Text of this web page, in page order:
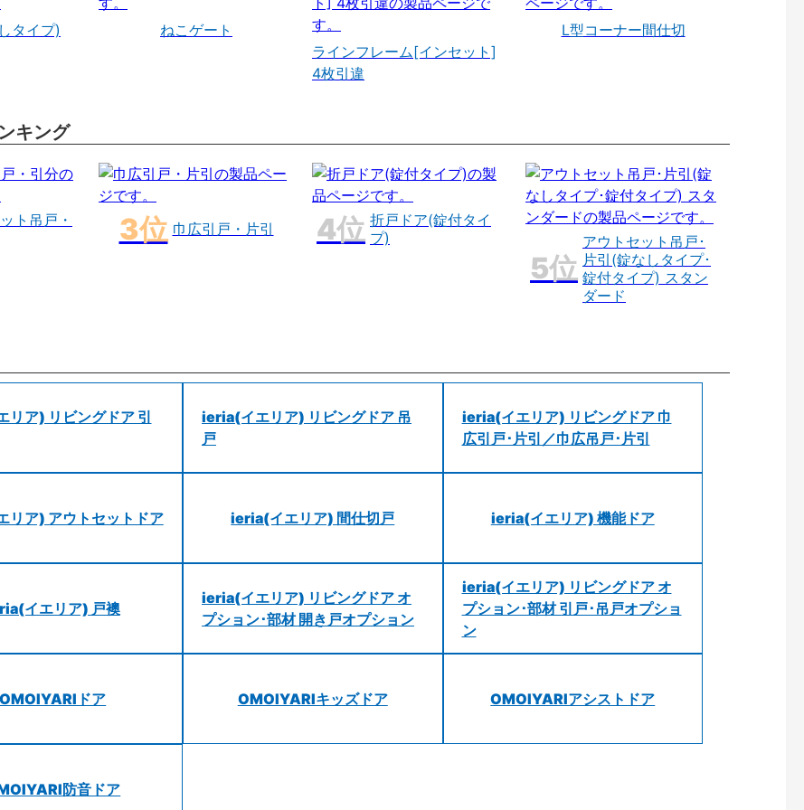
タイプ)
ねこゲート
ラインフレーム[インセット]
4枚引違
L型コーナー間仕切
キング
ト吊戸・
巾広引戸・片引
折戸ドア(錠付タイ
プ)
アウトセット吊戸･
片引(錠なしタイプ･
錠付タイプ) スタン
ダード
リア) リビングドア 引
ieria(イエリア) リビングドア 吊
戸
ieria(イエリア) リビングドア 巾
広引戸･片引／巾広吊戸･片引
リア) アウトセットドア ieria(イエリア) 間仕切戸 ieria(イエリア) 機能ドア
イエリア) 戸襖
ieria(イエリア) リビングドア オ
プション･部材 開き戸オプション
ieria(イエリア) リビングドア オ
プション･部材 引戸･吊戸オプショ
ン
OMOIYARIドア OMOIYARIキッズドア OMOIYARIアシストドア
防音ドア